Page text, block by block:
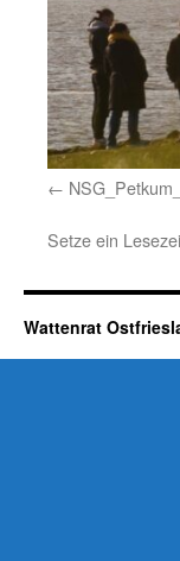
Setze ein
Wattenrat